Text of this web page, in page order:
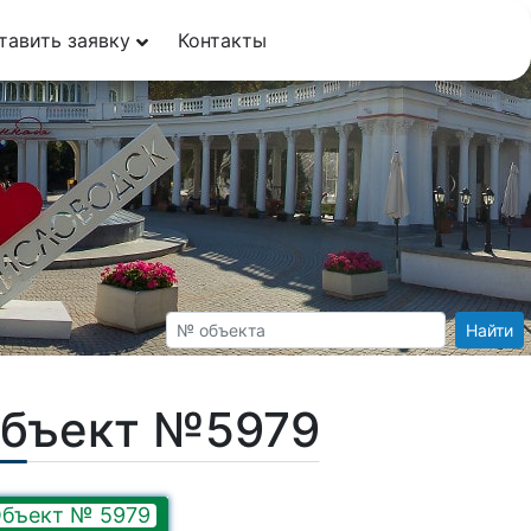
заявку Контакты
Найти
№5979
№ 5979